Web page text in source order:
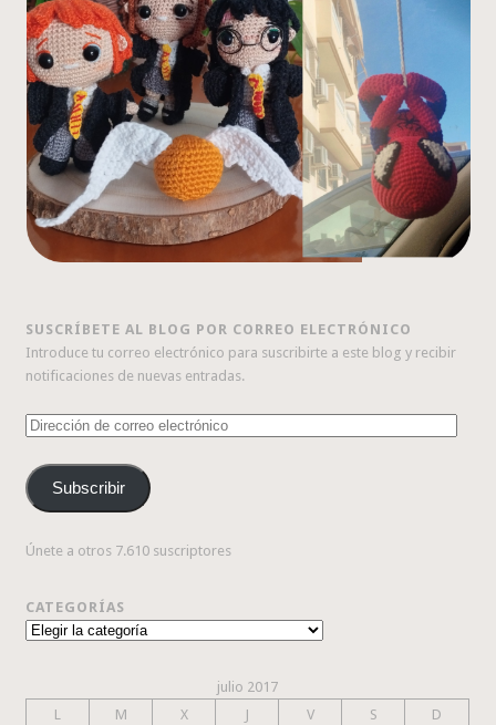
SUSCRÍBETE AL BLOG POR CORREO ELECTRÓNICO
Introduce tu correo electrónico para suscribirte a este blog y recibir
notificaciones de nuevas entradas.
Dirección
correo
electrónico
Subscribir
Únete a otros 7.610 suscriptores
CATEGORÍAS
Categorías
julio 2017
L
M X J V S
D